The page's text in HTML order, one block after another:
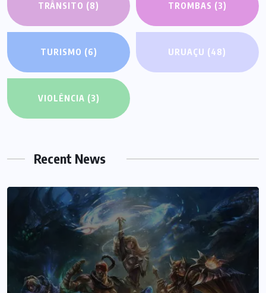
TRÂNSITO (8) TROMBAS (3)
TURISMO (6) URUAÇU (48)
VIOLÊNCIA (3)
Recent News